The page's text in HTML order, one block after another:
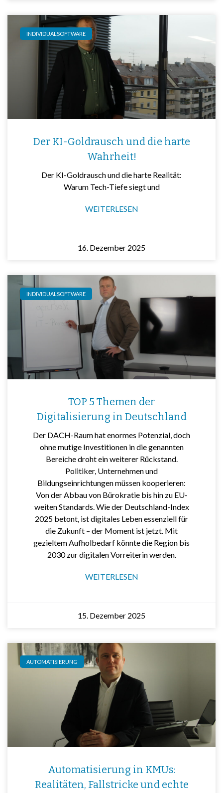
INDIVIDUALSOFTWARE
Der KI-Goldrausch und die harte
Wahrheit!
Der KI-Goldrausch und die harte Realität:
Warum Tech-Tiefe siegt und
WEITERLESEN
16. Dezember 2025
INDIVIDUALSOFTWARE
TOP 5 Themen der
Digitalisierung in Deutschland
Der DACH-Raum hat enormes Potenzial, doch
ohne mutige Investitionen in die genannten
Bereiche droht ein weiterer Rückstand.
Politiker, Unternehmen und
Bildungseinrichtungen müssen kooperieren:
Von der Abbau von Bürokratie bis hin zu EU-
weiten Standards. Wie der Deutschland-Index
2025 betont, ist digitales Leben essenziell für
die Zukunft – der Moment ist jetzt. Mit
gezieltem Aufholbedarf könnte die Region bis
2030 zur digitalen Vorreiterin werden.
WEITERLESEN
15. Dezember 2025
AUTOMATISIERUNG
Automatisierung in KMUs:
Realitäten, Fallstricke und echte